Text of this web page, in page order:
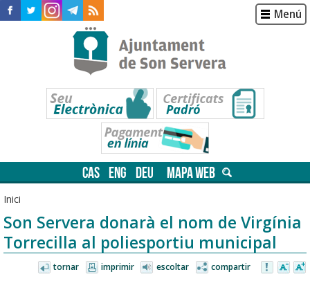
Menú
CAS ENG DEU MAPA WEB
Inici
Son Servera donarà el nom de Virgínia
Torrecilla al poliesportiu municipal
tornar imprimir escoltar compartir